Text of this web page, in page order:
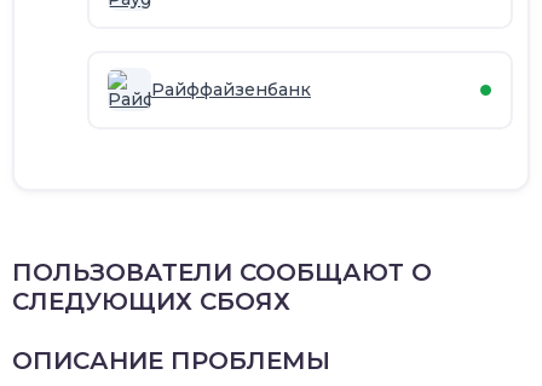
Райффайзенбанк
ПОЛЬЗОВАТЕЛИ СООБЩАЮТ О
СЛЕДУЮЩИХ СБОЯХ
ОПИСАНИЕ ПРОБЛЕМЫ